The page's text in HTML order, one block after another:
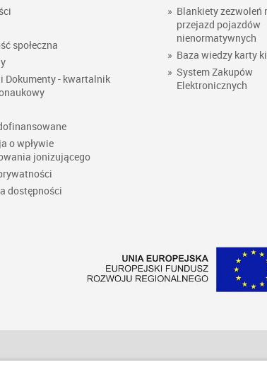
społeczna
i Dokumenty - kwartalnik
o wpływie
jonizującego
dostępności
» Blankiety zezwoleń
przejazd pojazdów
nienormatywnych
» Baza wiedzy karty
» System Zakupów
Elektronicznych